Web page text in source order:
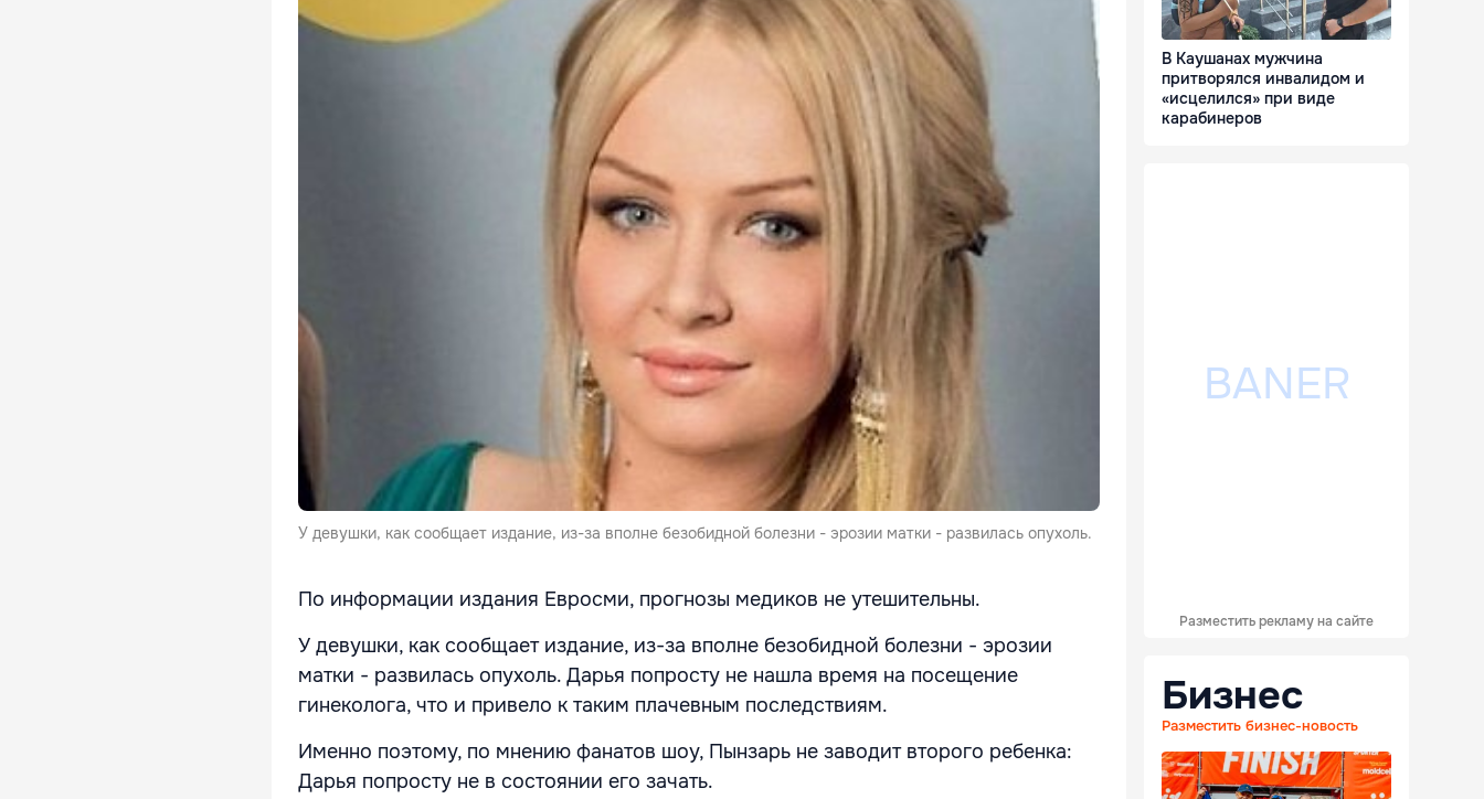
У девушки, как сообщает издание, из-за вполне безобидной болезни - эрозии матки - развилась опухоль.
По информации издания Евросми, прогнозы медиков не утешительны.
У девушки, как сообщает издание, из-за вполне безобидной болезни - эрозии
матки - развилась опухоль. Дарья попросту не нашла время на посещение
гинеколога, что и привело к таким плачевным последствиям.
Именно поэтому, по мнению фанатов шоу, Пынзарь не заводит второго ребенка:
Дарья попросту не в состоянии его зачать.
В Каушанах мужчина
притворялся инвалидом и
«исцелился» при виде
карабинеров
Разместить рекламу на сайте
Бизнес
Разместить бизнес-новость